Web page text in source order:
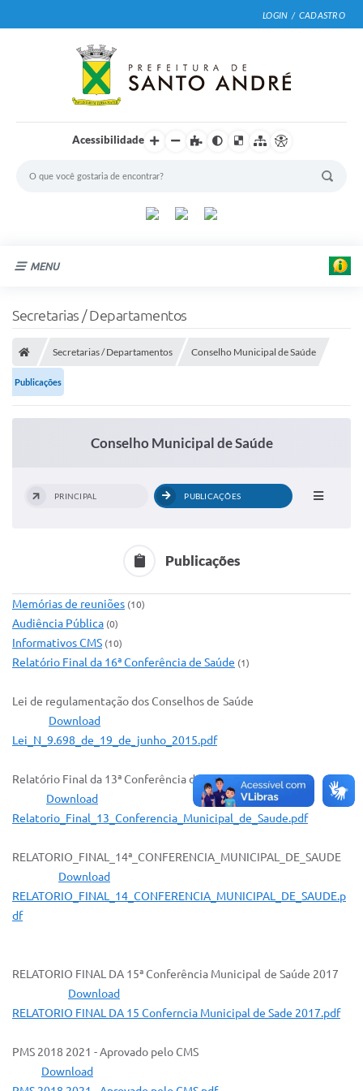
LOGIN / CADASTRO
Acessibilidade
MENU
Portal de Serviços
Transparência
Contas Públicas
Declaração de Rendimentos
Editais
Iluminação Pública
IPTU 2025
Legislação
Lei de acesso à informação
Mobilidade Urbana Sustentável
Ouvidoria da Cidade
Parque Escola
Portal da Educação
Secretarias / Departamentos
Secretarias / Departamentos Conselho Municipal de Saúde
Publicações
Conselho Municipal de Saúde
PRINCIPAL PUBLICAÇÕES
Publicações
Memórias de reuniões (10)
Audiência Pública (0)
Informativos CMS (10)
Relatório Final da 16ª Conferência de Saúde (1)
Lei de regulamentação dos Conselhos de Saúde
Download
Lei_N_9.698_de_19_de_junho_2015.pdf
Relatório Final da 13ª Conferência de Saúde
Download
Relatorio_Final_13_Conferencia_Municipal_de_Saude.pdf
RELATORIO_FINAL_14ª_CONFERENCIA_MUNICIPAL_DE_SAUDE
Download
RELATORIO_FINAL_14_CONFERENCIA_MUNICIPAL_DE_SAUDE.p
df
RELATORIO FINAL DA 15ª Conferência Municipal de Saúde 2017
Download
RELATORIO FINAL DA 15 Conferncia Municipal de Sade 2017.pdf
PMS 2018 2021 - Aprovado pelo CMS
Download